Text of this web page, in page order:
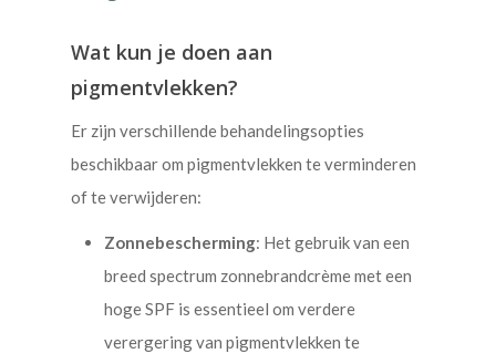
Wat kun je doen aan
pigmentvlekken?
Er zijn verschillende behandelingsopties
beschikbaar om pigmentvlekken te verminderen
of te verwijderen:
Zonnebescherming: Het gebruik van een
breed spectrum zonnebrandcrème met een
hoge SPF is essentieel om verdere
verergering van pigmentvlekken te